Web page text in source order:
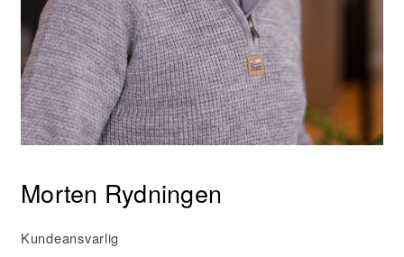
Morten Rydningen
Kundeansvarlig